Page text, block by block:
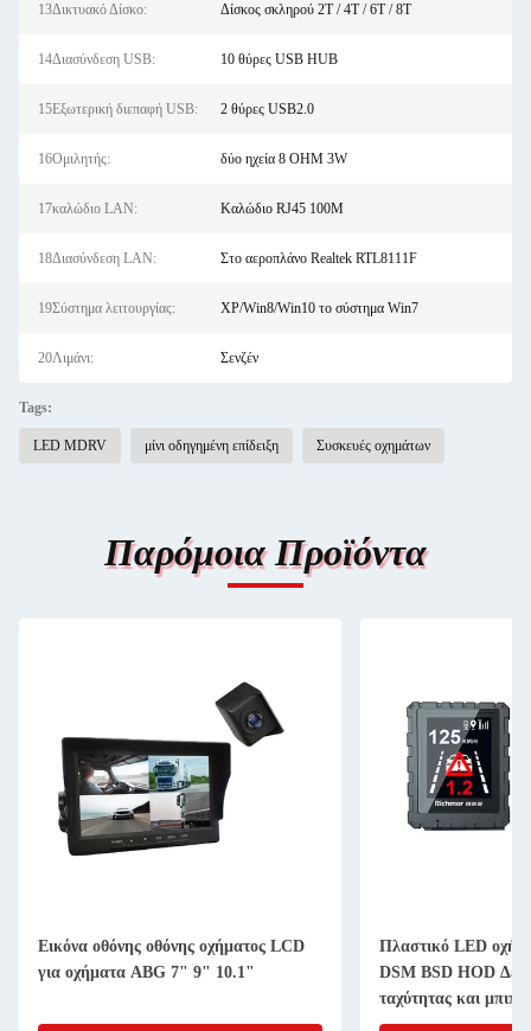
13Δικτυακό Δίσκο: Δίσκος σκληρού 2T / 4T / 6T / 8T
14Διασύνδεση USB: 10 θύρες USB HUB
15Εξωτερική διεπαφή USB: 2 θύρες USB2.0
16Ομιλητής: δύο ηχεία 8 OHM 3W
17καλώδιο LAN: Καλώδιο RJ45 100M
18Διασύνδεση LAN: Στο αεροπλάνο Realtek RTL8111F
19Σύστημα λειτουργίας: XP/Win8/Win10 το σύστημα Win7
20Λιμάνι: Σενζέν
Tags:
LED MDRV μίνι οδηγημένη επίδειξη Συσκευές οχημάτων
Παρόμοια Προϊόντα
Εικόνα οθόνης οθόνης οχήματος LCD
για οχήματα ABG 7" 9" 10.1"
Πλαστικό LED
DSM BSD HOD
ταχύτητας και μπιπς